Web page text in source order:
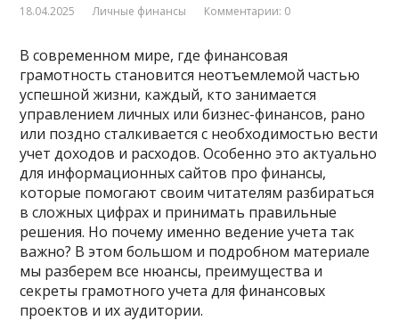
18.04.2025 Личные финансы Комментарии: 0
В современном мире, где финансовая
грамотность становится неотъемлемой частью
успешной жизни, каждый, кто занимается
управлением личных или бизнес-финансов, рано
или поздно сталкивается с необходимостью вести
учет доходов и расходов. Особенно это актуально
для информационных сайтов про финансы,
которые помогают своим читателям разбираться
в сложных цифрах и принимать правильные
решения. Но почему именно ведение учета так
важно? В этом большом и подробном материале
мы разберем все нюансы, преимущества и
секреты грамотного учета для финансовых
проектов и их аудитории.